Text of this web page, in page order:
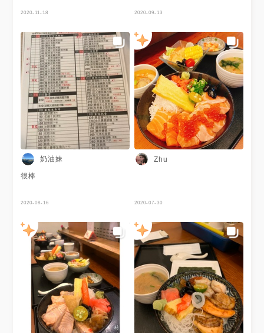
類似蘿蔔泥？去除腥味，吃過很
是如何，吃起來有點乾柴。 📝
店名：騰戶丼飯 📍地址：高雄
市鼓山區昌盛路59號 🚇交通：
捷運巨蛋站2號出口/步行3分鐘
☎️電話：07-5557679 ⏱時間：
11:30-14:00、17:30-21:30
家很可以👍👍👍
2020-11-18 2020-09-13
奶油妹
很棒
2020-08-16
Zhu
2020-07-30